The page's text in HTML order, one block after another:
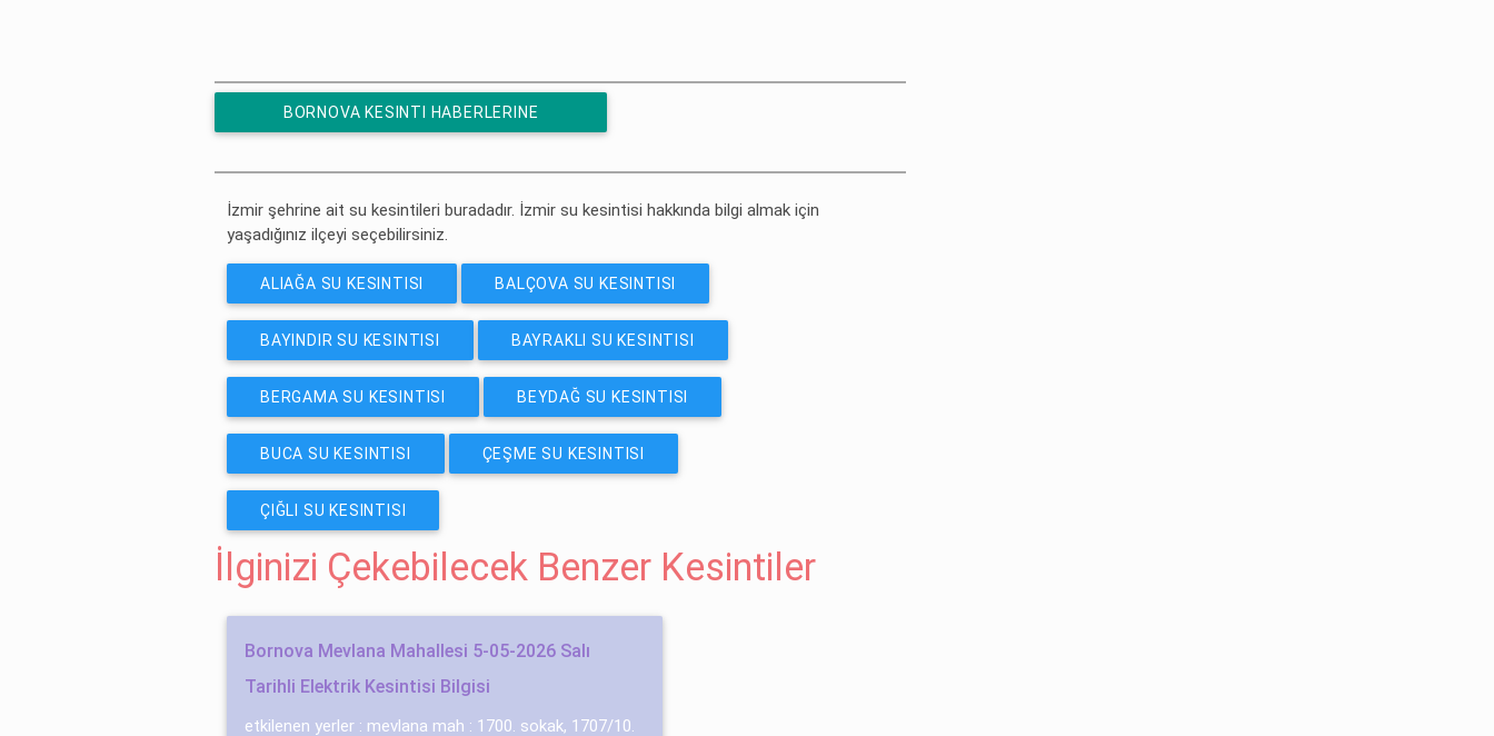
BORNOVA KESINTI HABERLERINE
İzmir şehrine ait su kesintileri buradadır. İzmir su kesintisi hakkında bilgi almak için
yaşadığınız ilçeyi seçebilirsiniz.
ALIAĞA SU KESINTISI BALÇOVA SU KESINTISI
BAYINDIR SU KESINTISI BAYRAKLI SU KESINTISI
BERGAMA SU KESINTISI BEYDAĞ SU KESINTISI
BUCA SU KESINTISI ÇEŞME SU KESINTISI
ÇIĞLI SU KESINTISI
İlginizi Çekebilecek Benzer Kesintiler
Bornova Mevlana Mahallesi 5-05-2026 Salı
Tarihli Elektrik Kesintisi Bilgisi
etkilenen yerler : mevlana mah : 1700. sokak, 1707/10.